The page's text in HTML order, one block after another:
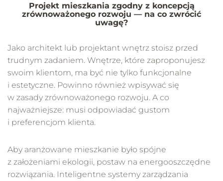
Projekt mieszkania zgodny z koncepcją
zrównoważonego rozwoju — na co zwrócić
uwagę?
Jako architekt lub projektant wnętrz stoisz przed
trudnym zadaniem. Wnętrze, które zaproponujesz
swoim klientom, ma być nie tylko funkcjonalne
i estetyczne. Powinno również wpisywać się
w zasady zrównoważonego rozwoju. A co
najważniejsze: musi odpowiadać gustom
i preferencjom klienta.
Aby aranżowane mieszkanie było spójne
z założeniami ekologii, postaw na energooszczędne
rozwiązania. Inteligentne systemy zarządzania